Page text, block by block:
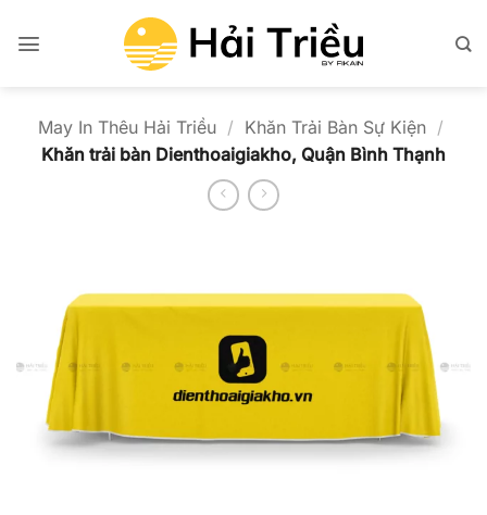
qua
May In Thêu Hải Triều / Khăn Trải Bàn Sự Kiện /
Khăn trải bàn Dienthoaigiakho, Quận Bình Thạnh